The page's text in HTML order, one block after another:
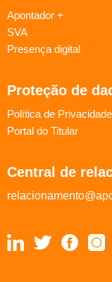
Apontador +
SVA
Presença digital
Proteção de
Política de Privacidade
Portal do Titular
Central de